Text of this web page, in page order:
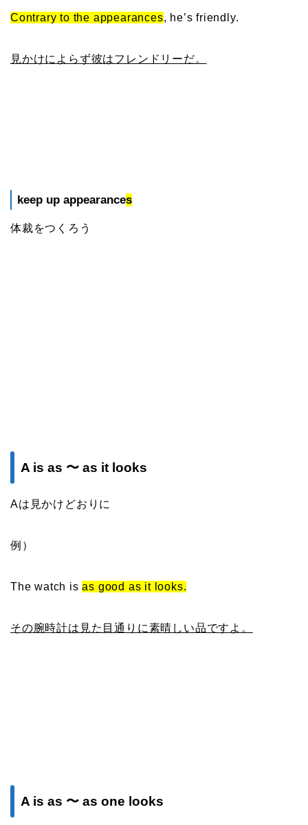
Contrary to the appearances, he’s friendly.
見かけによらず彼はフレンドリーだ。
keep up appearances
体裁をつくろう
A is as 〜 as it looks
Aは見かけどおりに
例）
The watch isas good as it looks.
その腕時計は見た目通りに素晴しい品ですよ。
A is as 〜 as one looks